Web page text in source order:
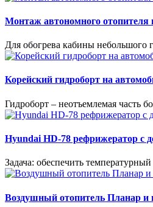
Монтаж автономного отопителя
Для обогрева кабины небольшого
Корейский гидроборт на
Гидроборт – неотъемлемая часть
Hyundai HD-78 рефрижератор с
Задача: обеспечить
Воздушный отопитель Планар и